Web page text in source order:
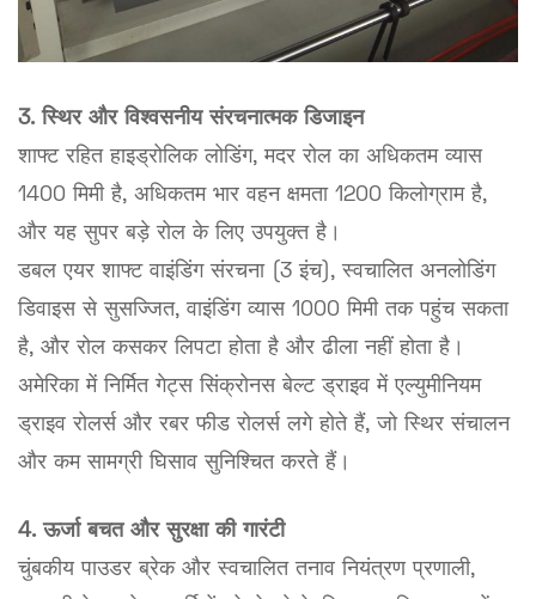
3. स्थिर और विश्वसनीय संरचनात्मक डिजाइन
शाफ्ट रहित हाइड्रोलिक लोडिंग, मदर रोल का अधिकतम व्यास
1400 मिमी है, अधिकतम भार वहन क्षमता 1200 किलोग्राम है,
और यह सुपर बड़े रोल के लिए उपयुक्त है।
डबल एयर शाफ्ट वाइंडिंग संरचना (3 इंच), स्वचालित अनलोडिंग
डिवाइस से सुसज्जित, वाइंडिंग व्यास 1000 मिमी तक पहुंच सकता
है, और रोल कसकर लिपटा होता है और ढीला नहीं होता है।
अमेरिका में निर्मित गेट्स सिंक्रोनस बेल्ट ड्राइव में एल्युमीनियम
ड्राइव रोलर्स और रबर फीड रोलर्स लगे होते हैं, जो स्थिर संचालन
और कम सामग्री घिसाव सुनिश्चित करते हैं।
4. ऊर्जा बचत और सुरक्षा की गारंटी
चुंबकीय पाउडर ब्रेक और स्वचालित तनाव नियंत्रण प्रणाली,